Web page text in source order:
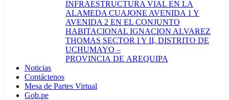
INFRAESTRUCTURA VIAL EN LA
ALAMEDA CUAJONE AVENIDA 1 Y
AVENIDA 2 EN EL CONJUNTO
HABITACIONAL IGNACION ALVAREZ
THOMAS SECTOR I Y II, DISTRITO DE
UCHUMAYO –
PROVINCIA DE AREQUIPA
Noticias
Contáctenos
Mesa de Partes Virtual
Gob.pe